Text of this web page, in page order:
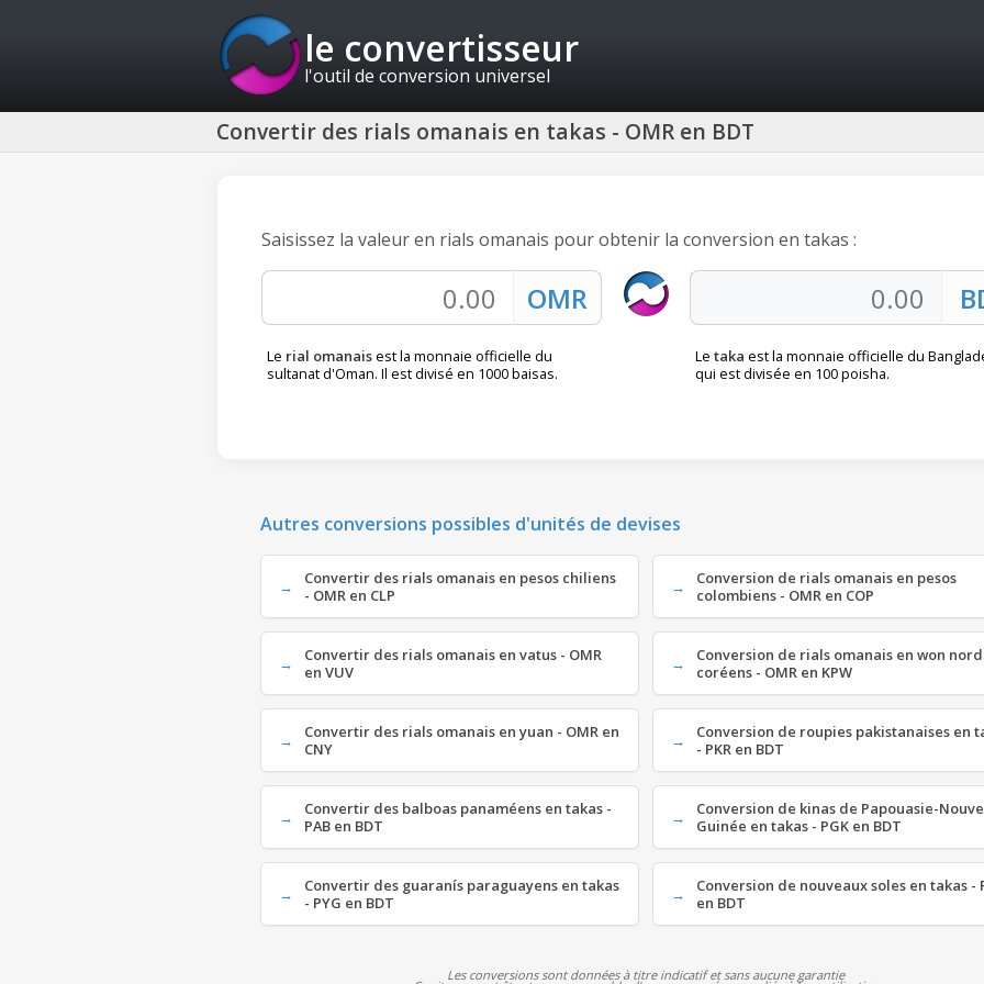
le convertisseur
l'outil de conversion universel
Convertir des rials omanais en takas - OMR en BDT
Saisissez la valeur en rials omanais pour obtenir la conversion en takas :
Le rial omanaisest la monnaie officielle du
sultanat d'Oman. Il est divisé en 1000 baisas.
Le taka est la monnaie officielle du
qui est divisée en 100 poisha.
Autres conversions possibles d'unités de devises
Convertir des rials omanais en pesos chiliens
- OMR en CLP
Conversion de rials omanais en pesos
colombiens - OMR en COP
Convertir des rials omanais en vatus - OMR
en VUV
Conversion de rials omanais en won
coréens - OMR en KPW
Convertir des rials omanais en yuan - OMR en
CNY
Conversion de roupies pakistanaises en
- PKR en BDT
Convertir des balboas panaméens en takas -
PAB en BDT
Conversion de kinas de Papouasie-
Guinée en takas - PGK en BDT
Convertir des guaranís paraguayens en takas
- PYG en BDT
Conversion de nouveaux soles en takas -
en BDT
Les conversions sont données à titre indicatif et sans aucune garantie